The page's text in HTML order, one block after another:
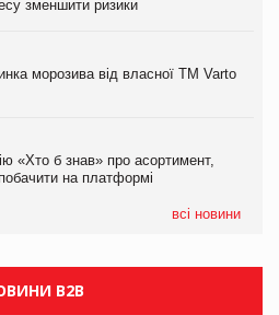
зменшити ризики
морозива від власної ТМ Varto
«Хто б знав» про асортимент,
на платформі
всі новини
«Хто б знав» про асортимент,
у VARUS з’явилися паучі
купує мережу магазинів
9%
B2B